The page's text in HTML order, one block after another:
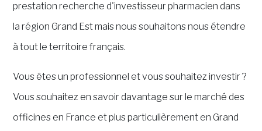
prestation recherche d'investisseur pharmacien dans
la région Grand Est mais nous souhaitons nous étendre
à tout le territoire français.
Vous êtes un professionnel et vous souhaitez investir ?
Vous souhaitez en savoir davantage sur le marché des
officines en France et plus particulièrement en Grand